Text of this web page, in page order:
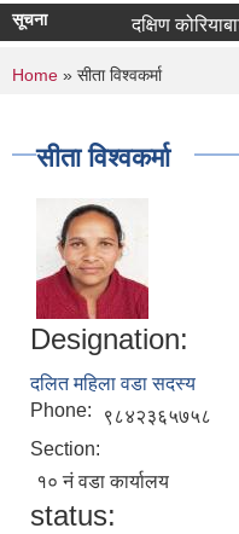
सूचना दक्षिण
You are here
Home » सीता विश्वकर्मा
सीता विश्वकर्मा
Designation:
दलित महिला वडा सदस्य
Phone:
९८४२३६५७५८
Section:
१० नं वडा कार्यालय
status: